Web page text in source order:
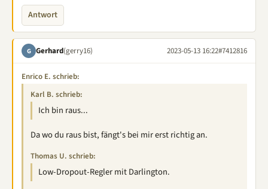
Antwort
G Gerhard(gerry16) 2023-05-13 16:22#7412816
Enrico E. schrieb:
Karl B. schrieb:
Ich bin raus...
Da wo du raus bist, fängt's bei mir erst richtig an.
Thomas U. schrieb:
Low-Dropout-Regler mit Darlington.